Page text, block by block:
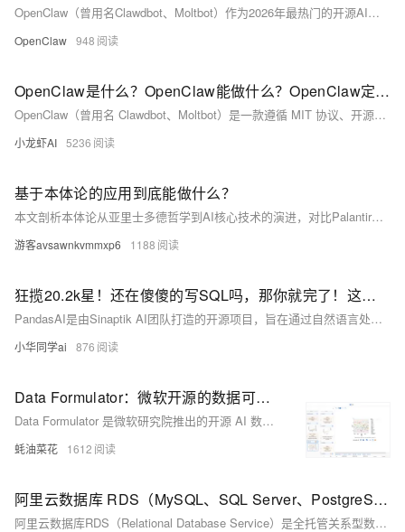
OpenClaw（曾用名Clawdbot、Moltbot）作为2026年最热门的开源AI智能体工具，核心优势在于本地部署、数据隐私可控、技能插件化扩展，能够通过自然语言指令完成办公自动化、代码开发、文件管理等各类任务，真正实现“让AI替人干活”。其功能发挥高度依赖大模型的语义理解能力，而阿里云百炼作为国内成熟的大模型服务平台，不仅为新用户提供免费调用额度，还能与OpenClaw无缝对接，成为新手零成本解锁AI能力的最优选择。
OpenClaw 948
OpenClaw是什么？OpenClaw能做什么？OpenClaw定义介绍、能力、阿里云本地部署、模型对接与故障排查全解
OpenClaw（曾用名 Clawdbot、Moltbot）是一款遵循 MIT 协议、开源、本地优先、可执行真实任务的 AI 自动化代理引擎，以自然语言为驱动，在私有环境中完成文件操作、流程编排、浏览器自动化、多平台交互等任务，实现从“对话建议”到“自动执行”的跨越，是面向个人与团队的自托管 AI 数字员工。
小龙虾AI 5236
基于本体论的应用到底能做什么？
本文剖析本体论从亚里士多德哲学到AI核心技术的演进，对比Palantir、UINO、字节、帆软等厂商技术路线，揭示其在跨表查询（准确率≥95%）、语义理解与知识积累上的优势，也明确其需本地部署、依赖大模型等边界，助力企业理性选型。（239字）
游客avsawnkvmmxp6 1188
狂揽20.2k星！还在傻傻的写SQL吗，那你就完了！这款开源项目，让数据分析像聊天一样简单？再见吧SQL
PandasAI是由Sinaptik AI团队打造的开源项目，旨在通过自然语言处理技术简化数据分析流程。用户只需用自然语言提问，即可快速生成可视化图表和分析结果，大幅降低数据分析门槛。该项目支持多种数据源连接、智能图表生成、企业级安全防护等功能，适用于市场分析、财务管理、产品决策等多个场景。上线两年已获20.2k GitHub星标，采用MIT开源协议，项目地址为https://github.com/sinaptik-ai/pandas-ai。
小华同学ai 876
Data Formulator：微软开源的数据可视化 AI 工具，通过自然语言交互快速创建复杂的数据图表
Data Formulator 是微软研究院推出的开源 AI 数据可视化工具，结合图形化界面和自然语言输入，帮助用户快速创建复杂的可视化图表。
蚝油菜花 1612
阿里云数据库 RDS（MySQL、SQL Server、PostgreSQL、MariaDB） 收费标准
阿里云数据库RDS（Relational Database Service）是全托管关系型数据库服务，支持MySQL、SQL Server、PostgreSQL和MariaDB四种主流引擎，适配从轻量测试到企业核心业务的不同需求。很多用户会被不同引擎、规格、计费方式的价格差异弄混淆，下面结合最新收费信息，用通俗语言梳理各引擎价格、影响因素及选型建议，帮大家精准把控成本。